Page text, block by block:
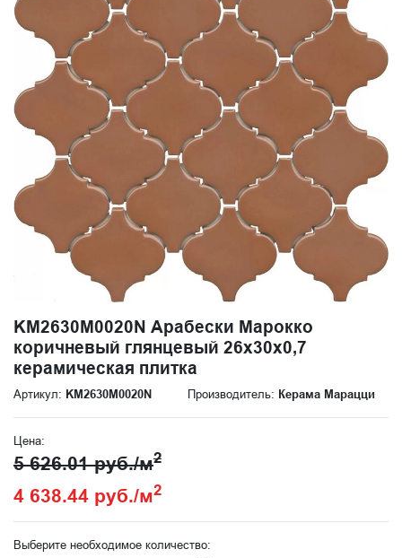
KM2630M0020N Арабески Марокко
коричневый глянцевый 26x30x0,7
керамическая плитка
Артикул: KM2630M0020N Производитель: Керама Марацци
Цена:
5 626.01 руб./м2
4 638.44 руб./м2
Выберите необходимое количество: